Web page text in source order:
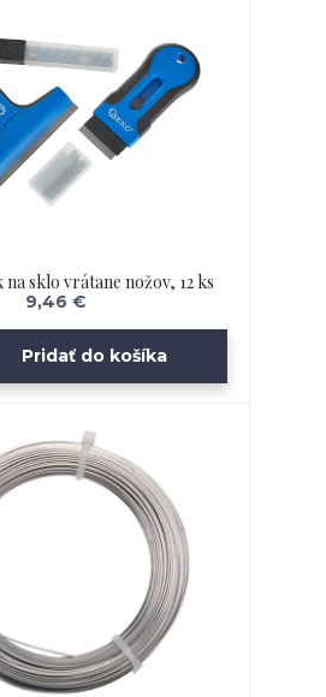
na sklo vrátane nožov, 12 ks
9,46 €
Pridať do košíka